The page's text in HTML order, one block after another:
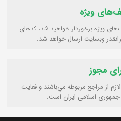
ویژه
ویژه برخوردار خواهید شد، کدهای
وبسایت ارسال خواهد شد.
مجوز
از مراجع مربوطه مي‌باشند و فعایت
جمهوری اسلامی ايران است.